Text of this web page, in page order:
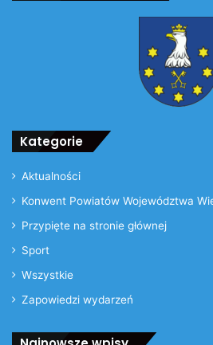
Kategorie
Aktualności
Konwent Powiatów Województwa
Przypięte na stronie głównej
Sport
Wszystkie
Zapowiedzi wydarzeń